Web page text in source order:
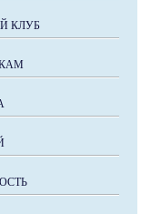
КЛУБ